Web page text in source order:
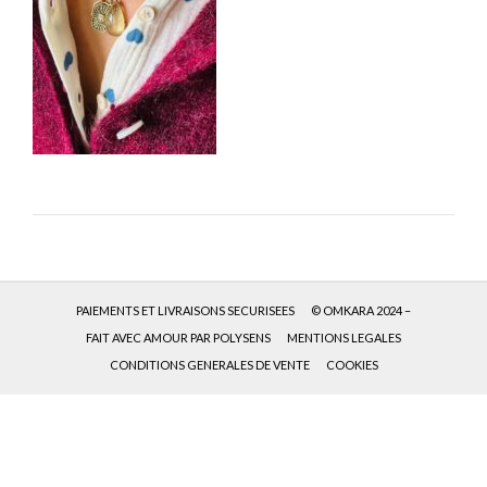
PAIEMENTS ET LIVRAISONS SECURISEES
© OMKARA 2024 –
FAIT AVEC AMOUR PAR POLYSENS
MENTIONS LEGALES
CONDITIONS GENERALES DE VENTE
COOKIES